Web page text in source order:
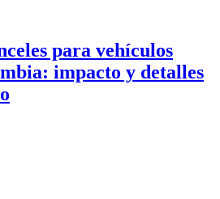
para vehículos
impacto y detalles